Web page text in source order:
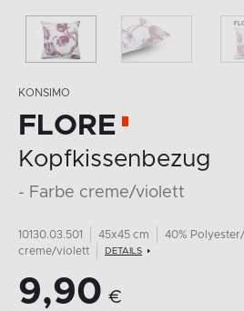
KONSIMO
FLORE
Kopfkissenbezug
- Farbe creme/violett
10130.03.501 45x45 cm
40%
creme/violett
DETAILS
9,90 €